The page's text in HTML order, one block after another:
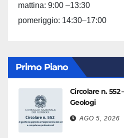
mattina: 9:00 –13:30
pomeriggio: 14:30–17:00
Primo Piano
Circolare n. 552
Geologi
AGO 5, 2026